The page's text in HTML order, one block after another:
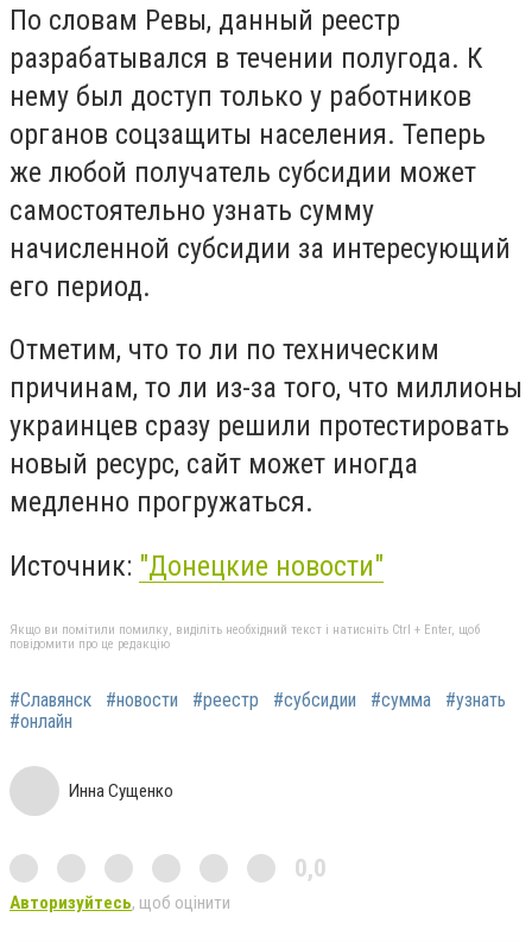
По словам Ревы, данный реестр
разрабатывался в течении полугода. К
нему был доступ только у работников
органов соцзащиты населения. Теперь
же любой получатель субсидии может
самостоятельно узнать сумму
начисленной субсидии за интересующий
его период.
Отметим, что то ли по техническим
причинам, то ли из-за того, что миллионы
украинцев сразу решили протестировать
новый ресурс, сайт может иногда
медленно прогружаться.
Источник: "Донецкие новости"
Якщо ви помітили помилку, виділіть необхідний текст і натисніть Ctrl + Enter, щоб
повідомити про це редакцію
#Славянск #новости #реестр #субсидии #сумма
#узнать
#онлайн
Инна Сущенко
0,0
Авторизуйтесь, щоб оцінити